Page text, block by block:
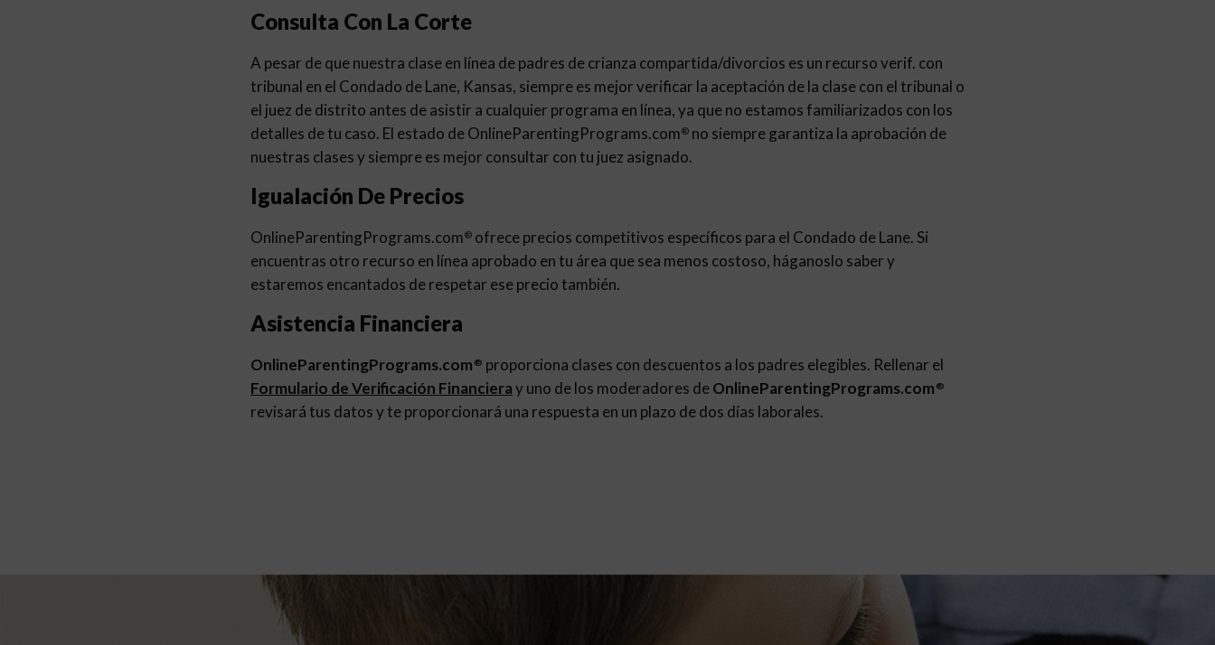
Consulta Con La Corte
A pesar de que nuestra clase en línea de padres de crianza compartida/divorcios es un recurso verif. con
tribunal en el Condado de Lane, Kansas, siempre es mejor verificar la aceptación de la clase con el tribunal o
el juez de distrito antes de asistir a cualquier programa en línea, ya que no estamos familiarizados con los
detalles de tu caso. El estado de OnlineParentingPrograms.com® no siempre garantiza la aprobación de
nuestras clases y siempre es mejor consultar con tu juez asignado.
Igualación De Precios
OnlineParentingPrograms.com® ofrece precios competitivos específicos para el Condado de Lane. Si
encuentras otro recurso en línea aprobado en tu área que sea menos costoso, háganoslo saber y
estaremos encantados de respetar ese precio también.
Asistencia Financiera
OnlineParentingPrograms.com ® proporciona clases con descuentos a los padres elegibles. Rellenar el
Formulario de Verificación Financieray uno de los moderadores deOnlineParentingPrograms.com ®
revisará tus datos y te proporcionará una respuesta en un plazo de dos días laborales.